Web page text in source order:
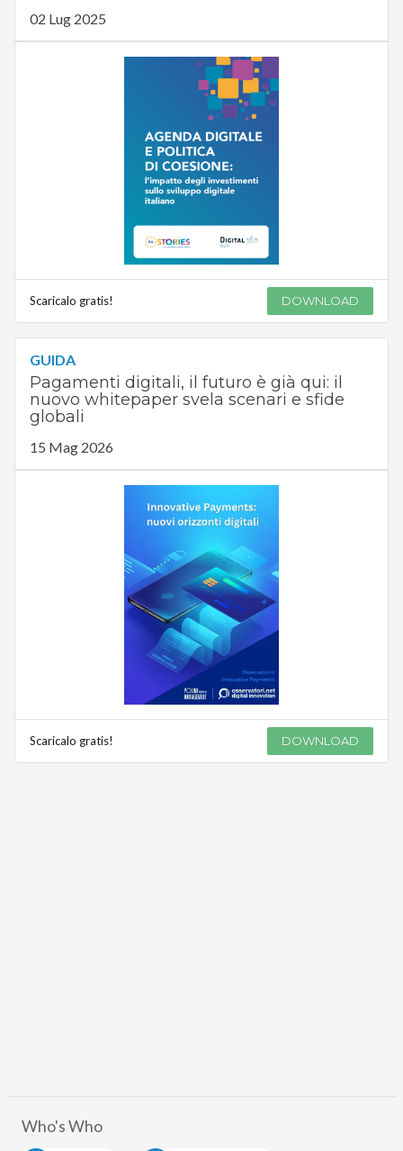
02 Lug 2025
Scaricalo gratis! DOWNLOAD
GUIDA
Pagamenti digitali, il futuro è già qui: il
nuovo whitepaper svela scenari e sfide
globali
15 Mag 2026
Scaricalo gratis! DOWNLOAD
Who's Who